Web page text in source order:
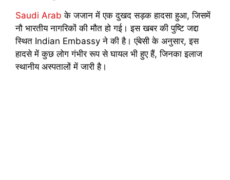
Saudi Arab के जजान में एक दुखद सड़क हादसा हुआ, जिसमें
नौ भारतीय नागरिकों की मौत हो गई। इस खबर की पुष्टि जद्दा
स्थित Indian Embassy ने की है। एंबेसी के अनुसार, इस
हादसे में कुछ लोग गंभीर रूप से घायल भी हुए हैं, जिनका इलाज
स्थानीय अस्पतालों में जारी है।